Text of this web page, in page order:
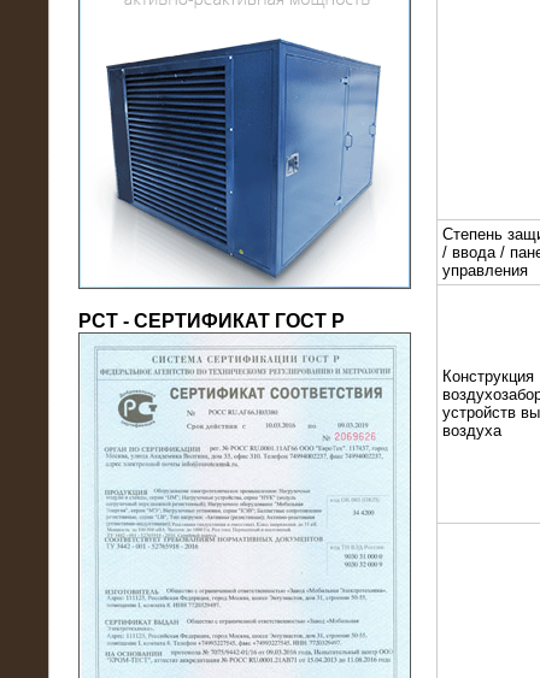
17.10.2016
Резистивный высоковольтный
нагрузочный модуль 5 МВт
(напряжение 6/10 кВ)
21.08.2016
На производственное предприятие
модули 20 МВт (0,4 кВ)
РСТ - СЕРТИФИКАТ ГОСТ Р
Степень
/ ввода /
управления
Конструкция
устройств
воздуха